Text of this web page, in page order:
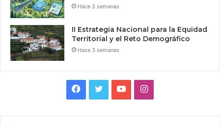
Hace 3 semanas
II Estrategia Nacional para la Equidad
Territorial y el Reto Demográfico
Hace 3 semanas
Facebook
TwitterYouTubeInstagram